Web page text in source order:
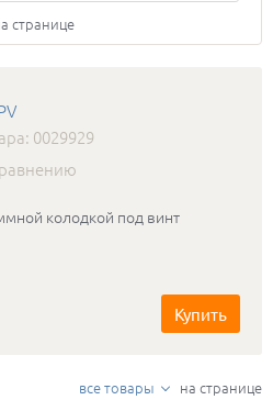
странице
0029929
колодкой под винт
Купить
все товары на странице